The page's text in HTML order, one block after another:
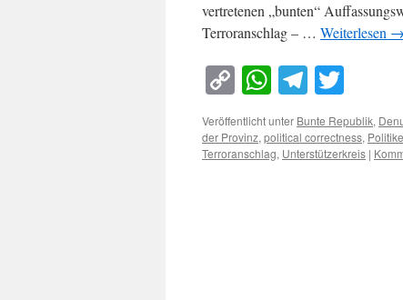
vertretenen „bunten“
Terroranschlag – … Weiterlesen →
Copy
Link
WhatsApp
Telegram
Veröffentlicht unter Bunte Republik,
der Provinz,political correctness,
Terroranschlag, Unterstützerkreis |